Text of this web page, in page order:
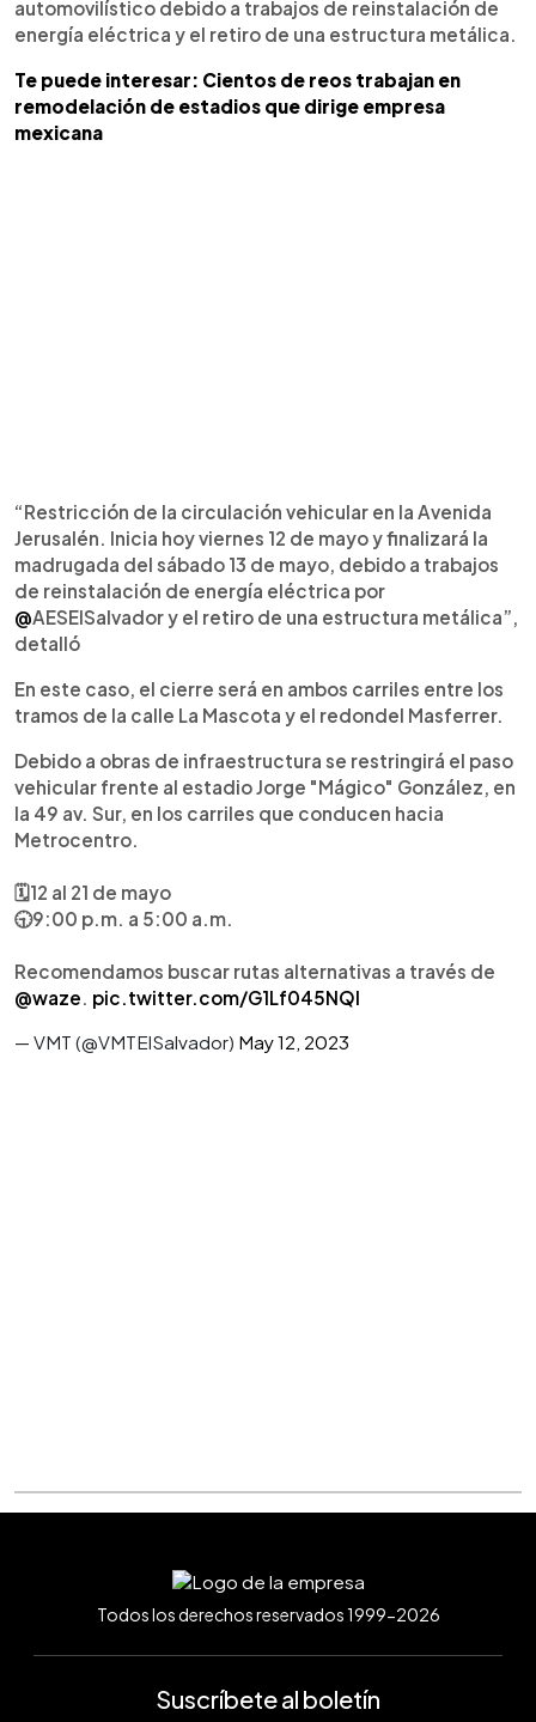
automovilístico debido a trabajos de reinstalación de
energía eléctrica y el retiro de una estructura metálica.
Te puede interesar: Cientos de reos trabajan en
remodelación de estadios que dirige empresa
mexicana
“Restricción de la circulación vehicular en la Avenida
Jerusalén. Inicia hoy viernes 12 de mayo y finalizará la
madrugada del sábado 13 de mayo, debido a trabajos
de reinstalación de energía eléctrica por
@AESElSalvador y el retiro de una estructura metálica”,
detalló
En este caso, el cierre será en ambos carriles entre los
tramos de la calle La Mascota y el redondel Masferrer.
Debido a obras de infraestructura se restringirá el paso
vehicular frente al estadio Jorge "Mágico" González, en
la 49 av. Sur, en los carriles que conducen hacia
Metrocentro.
🗓️12 al 21 de mayo
🕤9:00 p.m. a 5:00 a.m.
Recomendamos buscar rutas alternativas a través de
@waze. pic.twitter.com/G1Lf045NQI
— VMT (@VMTElSalvador) May 12, 2023
Todos los derechos reservados 1999-2026
Suscríbete al boletín